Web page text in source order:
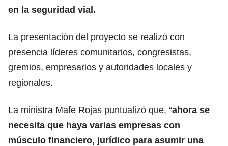
en la seguridad vial.
La presentación del proyecto se realizó con
presencia líderes comunitarios, congresistas,
gremios, empresarios y autoridades locales y
regionales.
La ministra Mafe Rojas puntualizó que, “ahora se
necesita que haya varias empresas con
músculo financiero, jurídico para asumir una